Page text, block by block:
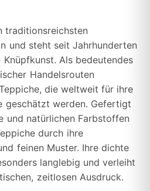
traditionsreichsten
und steht seit Jahrhunderten
Als bedeutendes
Handelsrouten
die weltweit für ihre
geschätzt werden. Gefertigt
und natürlichen Farbstoffen
durch ihre
feinen Muster. Ihre dichte
langlebig und verleiht
zeitlosen Ausdruck.